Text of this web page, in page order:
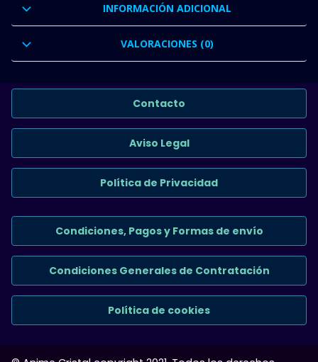
INFORMACIÓN ADICIONAL
VALORACIONES (0)
Contacto
Aviso Legal
Política de Privacidad
Condiciones, Pagos y Formas de envío
Condiciones Generales de Contratación
Política de cookies